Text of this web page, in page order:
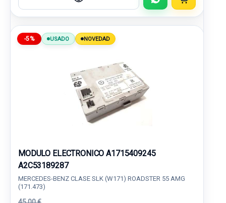
-5% USADO NOVEDAD
MODULO ELECTRONICO A1715409245
A2C53189287
MERCEDES-BENZ CLASE SLK (W171) ROADSTER 55 AMG
(171.473)